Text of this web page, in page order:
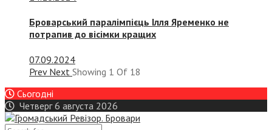
Броварський паралімпієць Ілля Яременко не
потрапив до вісімки кращих
07.09.2024
Prev Next Showing 1 Of 18
Сьогодні
Четверг 6 августа 2026